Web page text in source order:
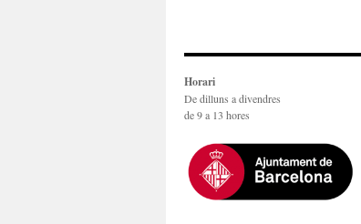
Horari
De dilluns a divendres
de 9 a 13 hores